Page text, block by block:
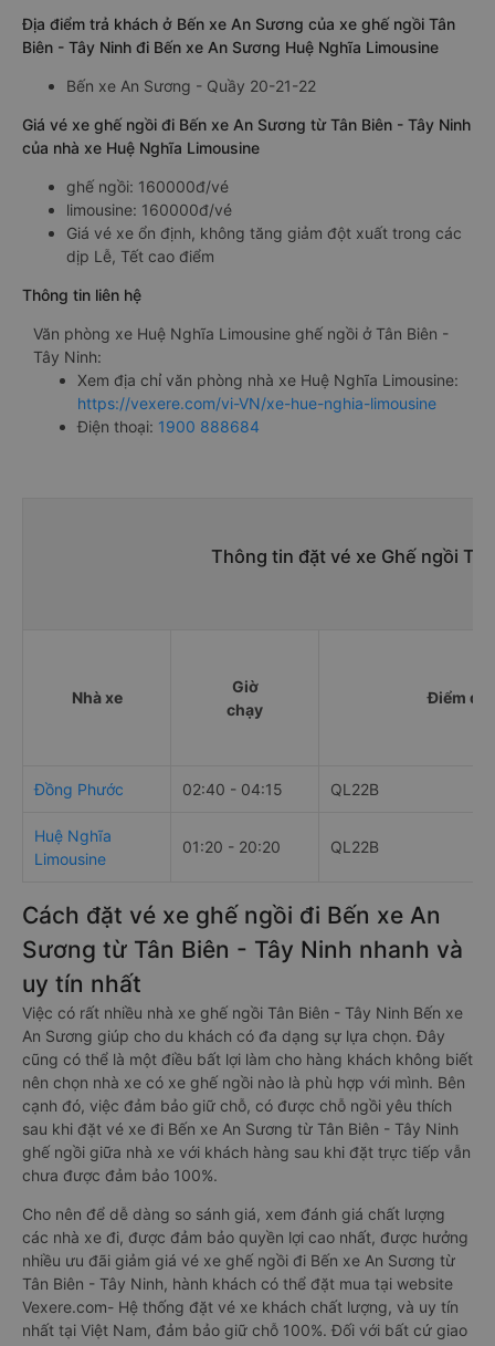
Địa điểm trả khách ở Bến xe An Sương của xe ghế ngồi Tân
Biên - Tây Ninh đi Bến xe An Sương Huệ Nghĩa Limousine
Bến xe An Sương - Quầy 20-21-22
Giá vé xe ghế ngồi đi Bến xe An Sương từ Tân Biên - Tây Ninh
của nhà xe Huệ Nghĩa Limousine
ghế ngồi: 160000đ/vé
limousine: 160000đ/vé
Giá vé xe ổn định, không tăng giảm đột xuất trong các
dịp Lễ, Tết cao điểm
Thông tin liên hệ
Văn phòng xe Huệ Nghĩa Limousine ghế ngồi ở Tân Biên -
Tây Ninh:
Xem địa chỉ văn phòng nhà xe Huệ Nghĩa Limousine:
https://vexere.com/vi-VN/xe-hue-nghia-limousine
Điện thoại: 1900 888684
Thông tin đặt vé xe Ghế ngồi
Nhà xe
Giờ
chạy
Điểm đi
Đồng Phước 02:40 - 04:15 QL22B
Huệ Nghĩa
Limousine
01:20 - 20:20 QL22B
Cách đặt vé xe ghế ngồi đi Bến xe An
Sương từ Tân Biên - Tây Ninh nhanh và
uy tín nhất
Việc có rất nhiều nhà xe ghế ngồi Tân Biên - Tây Ninh Bến xe
An Sương giúp cho du khách có đa dạng sự lựa chọn. Đây
cũng có thể là một điều bất lợi làm cho hàng khách không biết
nên chọn nhà xe có xe ghế ngồi nào là phù hợp với mình. Bên
cạnh đó, việc đảm bảo giữ chỗ, có được chỗ ngồi yêu thích
sau khi đặt vé xe đi Bến xe An Sương từ Tân Biên - Tây Ninh
ghế ngồi giữa nhà xe với khách hàng sau khi đặt trực tiếp vẫn
chưa được đảm bảo 100%.
Cho nên để dễ dàng so sánh giá, xem đánh giá chất lượng
các nhà xe đi, được đảm bảo quyền lợi cao nhất, được hưởng
nhiều ưu đãi giảm giá vé xe ghế ngồi đi Bến xe An Sương từ
Tân Biên - Tây Ninh, hành khách có thể đặt mua tại website
Vexere.com- Hệ thống đặt vé xe khách chất lượng, và uy tín
nhất tại Việt Nam, đảm bảo giữ chỗ 100%. Đối với bất cứ giao